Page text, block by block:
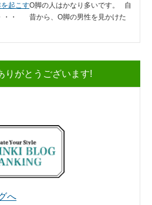
起こすO脚の人はかなり多いです。 自
・・ 昔から、O脚の男性を見かけた
りがとうございます!
へ